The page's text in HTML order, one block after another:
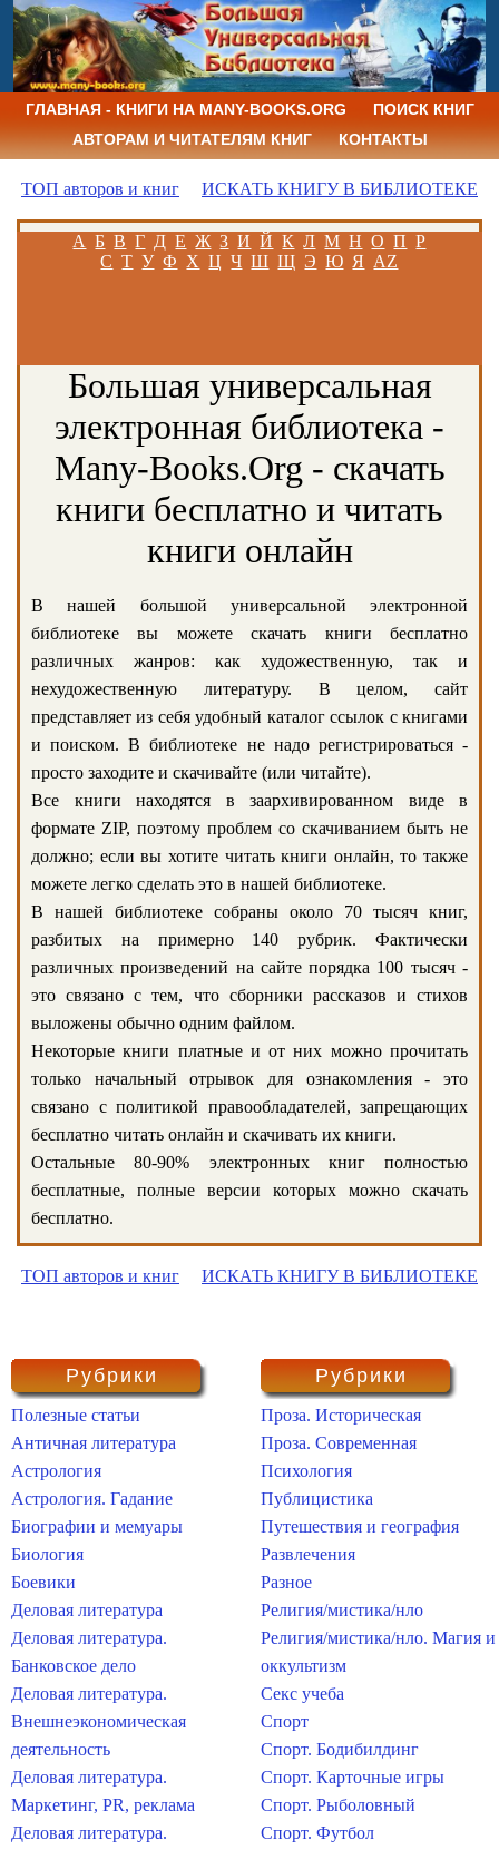
ГЛАВНАЯ - КНИГИ НА MANY-BOOKS.ORG
ПОИСК КНИГ
АВТОРАМ И ЧИТАТЕЛЯМ КНИГ
КОНТАКТЫ
ТОП авторов и книг ИСКАТЬ КНИГУ В БИБЛИОТЕКЕ
А Б В Г Д Е Ж З И Й К Л М Н О П Р
С Т У Ф Х Ц Ч Ш Щ Э Ю Я AZ
Большая универсальная
электронная библиотека -
Many-Books.Org - скачать
книги бесплатно и читать
книги онлайн
В нашей большой универсальной электронной
библиотеке вы можете скачать книги бесплатно
различных жанров: как художественную, так и
нехудожественную литературу. В целом, сайт
представляет из себя удобный каталог ссылок с книгами
и поиском. В библиотеке не надо регистрироваться -
просто заходите и скачивайте (или читайте).
Все книги находятся в заархивированном виде в
формате ZIP, поэтому проблем со скачиванием быть не
должно; если вы хотите читать книги онлайн, то также
можете легко сделать это в нашей библиотеке.
В нашей библиотеке собраны около 70 тысяч книг,
разбитых на примерно 140 рубрик. Фактически
различных произведений на сайте порядка 100 тысяч -
это связано с тем, что сборники рассказов и стихов
выложены обычно одним файлом.
Некоторые книги платные и от них можно прочитать
только начальный отрывок для ознакомления - это
связано с политикой правообладателей, запрещающих
бесплатно читать онлайн и скачивать их книги.
Остальные 80-90% электронных книг полностью
бесплатные, полные версии которых можно скачать
бесплатно.
ТОП авторов и книг ИСКАТЬ КНИГУ В БИБЛИОТЕКЕ
Рубрики
Полезные статьи
Античная литература
Астрология
Астрология. Гадание
Биографии и мемуары
Биология
Боевики
Деловая литература
Деловая литература.
Банковское дело
Деловая литература.
Внешнеэкономическая
деятельность
Деловая литература.
Маркетинг, PR, реклама
Деловая литература.
Рубрики
Проза. Историческая
Проза. Современная
Психология
Публицистика
Путешествия и география
Развлечения
Разное
Религия/мистика/нло
Религия/мистика/нло. Магия и
оккультизм
Секс учеба
Спорт
Спорт. Бодибилдинг
Спорт. Карточные игры
Спорт. Рыболовный
Спорт. Футбол